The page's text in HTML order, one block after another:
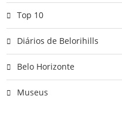
Top 10
Diários de Belorihills
Belo Horizonte
Museus